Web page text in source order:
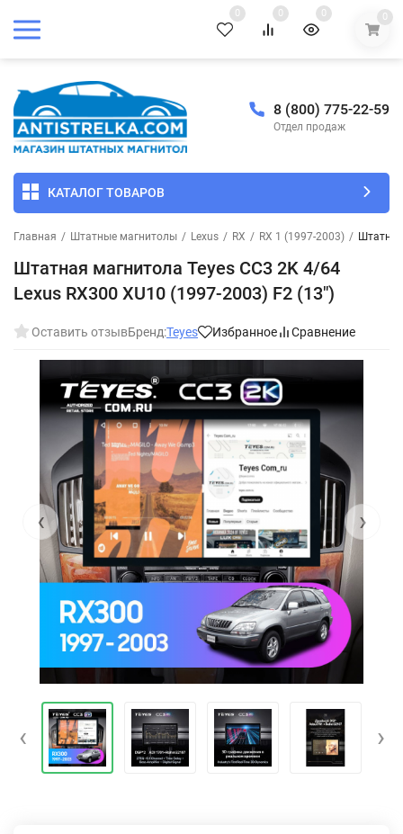
0 0 0 0
8 (800) 775-22-59
Отдел продаж
КАТАЛОГ ТОВАРОВ
Главная / Штатные магнитолы / Lexus / RX / RX 1 (1997-2003) /
Штатная магнитола Teyes CC3 2K 4/64
Lexus RX300 XU10 (1997-2003) F2 (13")
Оставить отзывБренд:Teyes Избранное Сравнение
‹ ›
‹ ›